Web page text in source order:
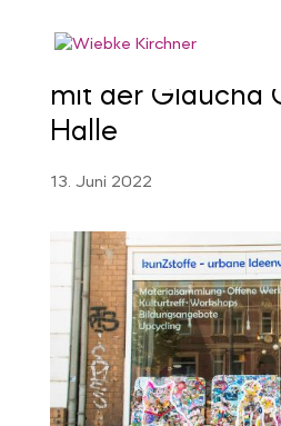
(m)useful
mit der Glaucha
Halle
13. Juni 2022